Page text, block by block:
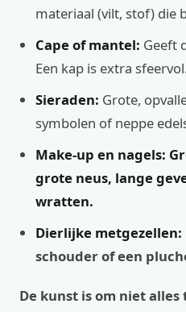
materiaal (vilt, stof) die
Cape of mantel: Geeft
Een kap is extra
Sieraden: Grote,
symbolen of neppe
Make-up en nagels:
grote neus, lange
wratten.
Dierlijke metgezellen:
schouder of een
De kunst is om niet